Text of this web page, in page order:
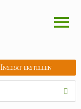
Inserat erstellen